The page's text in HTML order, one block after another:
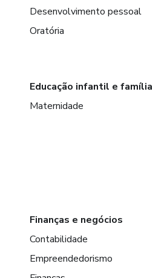
Desenvolvimento pessoal
Oratória
Educação infantil e família
Maternidade
Finanças e negócios
Contabilidade
Empreendedorismo